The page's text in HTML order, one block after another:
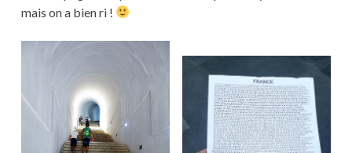
mais on a bien ri !